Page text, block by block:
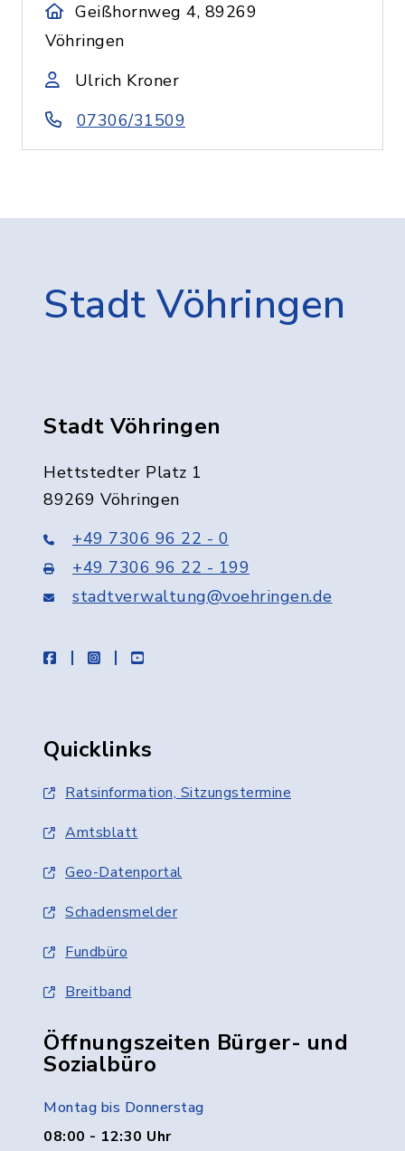
Geißhornweg 4, 89269
Vöhringen
Ulrich Kroner
07306/31509
Stadt Vöhringen
Stadt Vöhringen
Hettstedter Platz 1
89269 Vöhringen
+49 7306 96 22 - 0
+49 7306 96 22 - 199
stadtverwaltung@voehringen.de
facebookinstagramyoutube
Quicklinks
Ratsinformation, Sitzungstermine
Amtsblatt
Geo-Datenportal
Schadensmelder
Fundbüro
Breitband
Öffnungszeiten Bürger- und
Sozialbüro
Montag bis Donnerstag
08:00 - 12:30 Uhr